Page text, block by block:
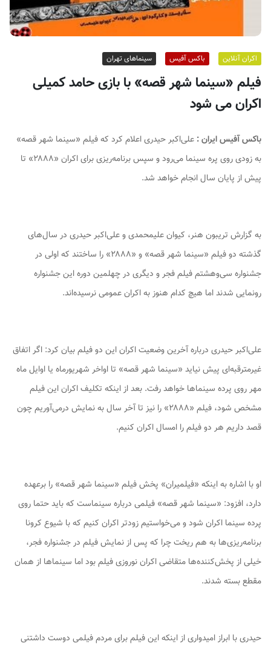
اکران آنلاین باکس آفیس سینماهای تهران
فیلم «سینما شهر قصه» با بازی حامد کمیلی
اکران می شود
باکس آفیس ایران : علی‌اکبر حیدری اعلام کرد که فیلم «سینما شهر قصه»
به زودی روی پره سینما می‌رود و سپس برنامه‌ریزی برای اکران «۲۸۸۸» تا
پیش از پایان سال انجام خواهد شد.
به گزارش تریبون هنر، کیوان علیمحمدی و علی‌اکبر حیدری در سال‌های
گذشته دو فیلم «سینما شهر قصه» و «۲۸۸۸» را ساختند که اولی در
جشنواره سی‌وهشتم فیلم فجر و دیگری در چهلمین دوره این جشنواره
رونمایی شدند اما هیچ کدام هنوز به اکران عمومی نرسیده‌اند.
علی‌اکبر حیدری درباره آخرین وضعیت اکران این دو فیلم بیان کرد: اگر اتفاق
غیرمترقبه‌ای پیش نیاید «سینما شهر قصه» تا اواخر شهریورماه یا اوایل ماه
مهر روی پرده سینماها خواهد رفت. بعد از اینکه تکلیف اکران این فیلم
مشخص شود، فیلم «۲۸۸۸» را نیز تا آخر سال به نمایش درمی‌آوریم چون
قصد داریم هر دو فیلم را امسال اکران کنیم.
او با اشاره به اینکه «فیلمیران» پخش فیلم «سینما شهر قصه» را برعهده
دارد، افزود: «سینما شهر قصه» فیلمی درباره سینماست که باید حتما روی
پرده سینما اکران شود و می‌خواستیم زودتر اکران کنیم که با شیوع کرونا
برنامه‌ریزی‌ها به هم ریخت چرا که پس از نمایش فیلم در جشنواره فجر،
خیلی از پخش‌کننده‌ها متقاضی اکران نوروزی فیلم بود اما سینماها از همان
مقطع بسته شدند.
حیدری با ابراز امیدواری از اینکه این فیلم برای مردم فیلمی دوست داشتنی